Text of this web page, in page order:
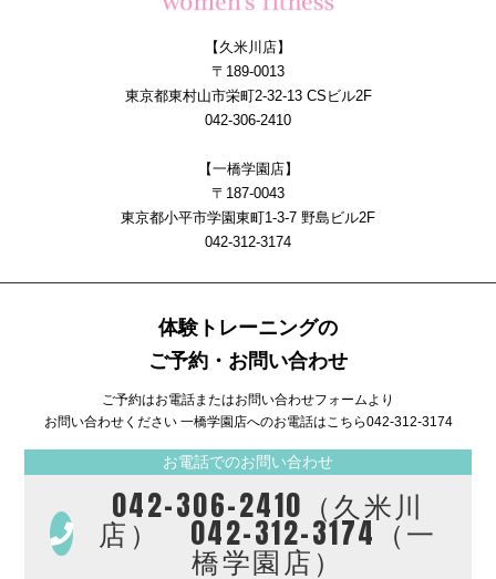
【久米川店】
〒189-0013
東京都東村山市栄町2-32-13 CSビル2F
042-306-2410
【一橋学園店】
〒187-0043
東京都小平市学園東町1-3-7 野島ビル2F
042-312-3174
体験トレーニングの
ご予約・お問い合わせ
ご予約はお電話またはお問い合わせフォームより
お問い合わせください 一橋学園店へのお電話はこちら042-312-3174
お電話でのお問い合わせ
042-306-2410（久米川
店） 042-312-3174（一
橋学園店）